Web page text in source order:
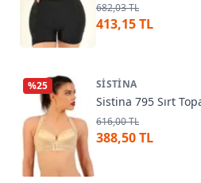
682,03 TL
413,15 TL
%25 SISTINA
Sistina 795 Sırt
616,00 TL
388,50 TL